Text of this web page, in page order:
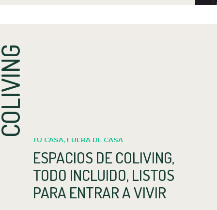
TU CASA, FUERA DE CASA
ESPACIOS DE COLIVING,
TODO INCLUIDO, LISTOS
PARA ENTRAR A VIVIR